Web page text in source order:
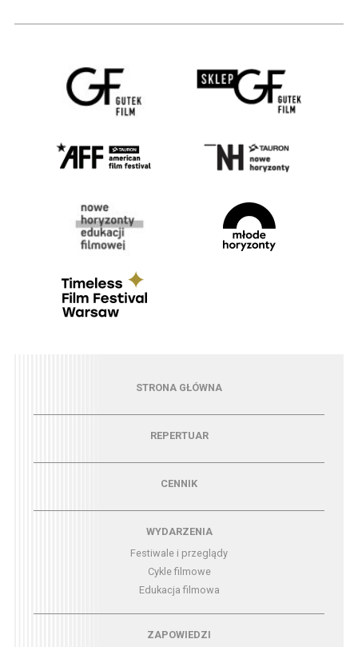
Menu - strona główna
STRONA GŁÓWNA
Menu - repertuarREPERTUAR
CENNIK
Menu - wydarzeniaWYDARZENIA
Festiwale i przeglądy
Cykle filmowe
Edukacja filmowa
Menu - zapowiedziZAPOWIEDZI